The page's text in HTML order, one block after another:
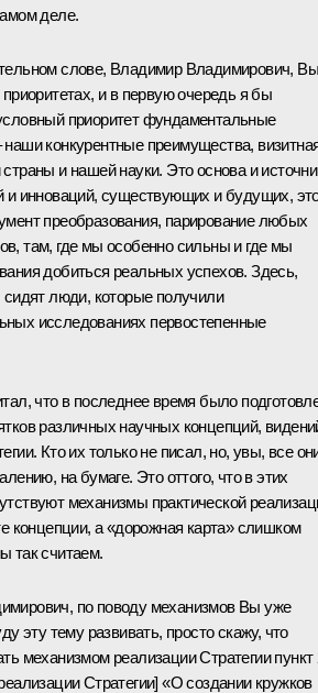
деле.
слове, Владимир Владимирович, Вы
приоритетах, и в первую очередь я бы
приоритет фундаментальные
наши конкурентные преимущества,
и нашей науки. Это основа и
и инноваций, существующих и будущих,
преобразования, парирование любых
там, где мы особенно сильны и где мы
добиться реальных успехов. Здесь,
сидят люди, которые получили
исследованиях первостепенные
что в последнее время было
различных научных концепций,
Кто их только не писал, но, увы, все
на бумаге. Это оттого, что в этих
механизмы практической
концепции, а «дорожная карта» слишком
так считаем.
по поводу механизмов Вы уже
эту тему развивать, просто скажу, что
механизмом реализации Стратегии пункт
Стратегии] «О создании кружков